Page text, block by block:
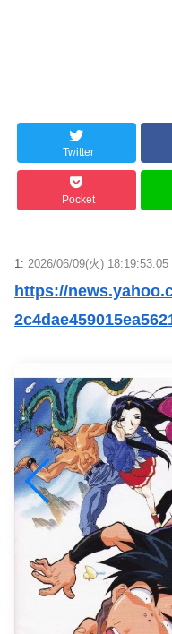
Twitter
Pocket
1: 2026/06/09(火)
https://